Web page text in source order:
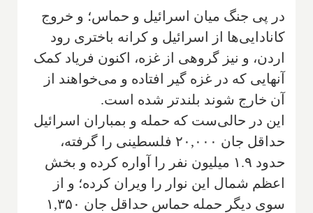
در پی جنگ میان اسرائیل و حماس؛ و خروج
کانادایی‌ها از اسرائیل و کرانه باختری رود
اردن، و نیز گروهی از غزه، اکنون فریاد کمک
آنهایی که در غزه گیر افتاده و می‌خواهند از
آن خارج شوند بلندتر شده است.
این در حالی‌ست که حمله و بمباران اسرائیل
حداقل جان ۲۰,۰۰۰ فلسطینی را گرفته،
حدود ۱.۹ میلیون نفر را آواره کرده و بخش
اعظم شمال این نوار را ویران کرده؛ و از
سوی دیگر حمله حماس حداقل جان ۱,۳۵۰